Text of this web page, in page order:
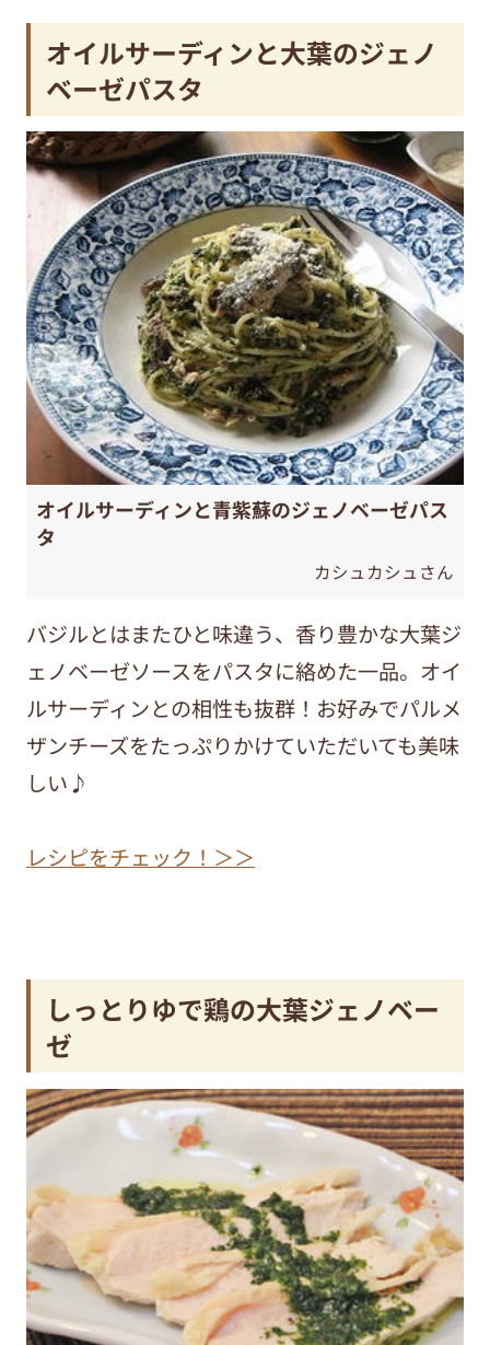
オイルサーディンと大葉のジェノ
ベーゼパスタ
オイルサーディンと青紫蘇のジェノベーゼパス
タ
カシュカシュさん
バジルとはまたひと味違う、香り豊かな大葉ジ
ェノベーゼソースをパスタに絡めた一品。オイ
ルサーディンとの相性も抜群！お好みでパルメ
ザンチーズをたっぷりかけていただいても美味
しい♪
レシピをチェック！＞＞
しっとりゆで鶏の大葉ジェノベー
ゼ